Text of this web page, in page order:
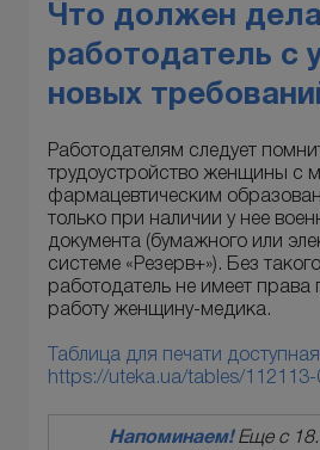
Что должен
работодатель с
новых
Работодателям следует
трудоустройство женщины с
фармацевтическим
только при наличии у нее
документа (бумажного или
системе «Резерв+»). Без
работодатель не имеет права
работу женщину-медика.
Таблица для печати
https://uteka.ua/tables/112113-
Напоминаем! Еще с